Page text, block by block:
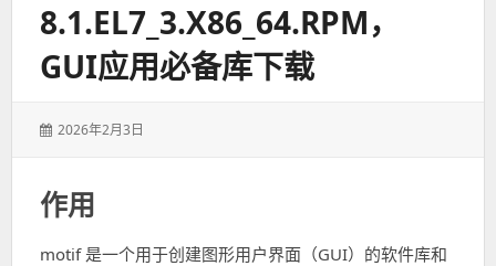
8.1.EL7_3.X86_64.RPM，
GUI应用必备库下载
发
2026年2月3日
作用
motif 是一个用于创建图形用户界面（GUI）的软件库和